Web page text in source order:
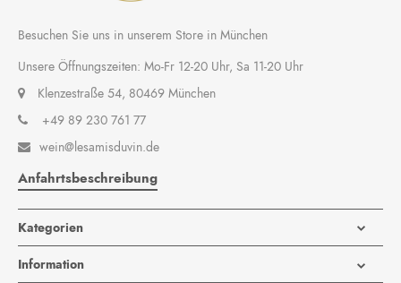
Besuchen Sie uns in unserem Store in München
Unsere Öffnungszeiten: Mo-Fr 12-20 Uhr, Sa 11-20 Uhr
Klenzestraße 54, 80469 München
+49 89 230 761 77
 wein@lesamisduvin.de
Anfahrtsbeschreibung
Kategorien
Information